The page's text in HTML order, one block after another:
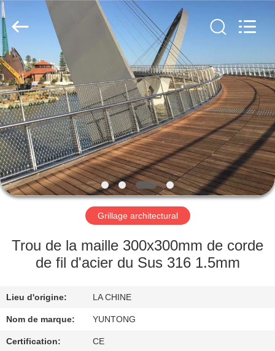
MAISON
PRODUITS
AU
SUJET
DE
NOUS
VISITE
D'USINE
CONTRÔLE
DE
QUALITÉ
Anping
Yuntong
Metal
Wire
Mesh
Co.,Ltd.
All
Rights
Reserved.
Grillage architectural
Trou de la maille 300x300mm de corde
de fil d'acier du Sus 316 1.5mm
Lieu d'origine: LA CHINE
Nom de marque: YUNTONG
Certification: CE